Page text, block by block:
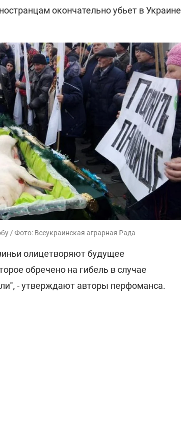
окончательно убьет в Украине
/ Фото: Всеукраинская аграрная Рада
олицетворяют будущее
обречено на гибель в случае
- утверждают авторы перфоманса.